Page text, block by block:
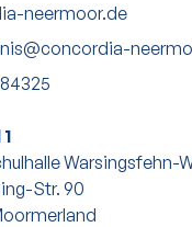
neermoor.de
Warsingsfehn-
Str. 90